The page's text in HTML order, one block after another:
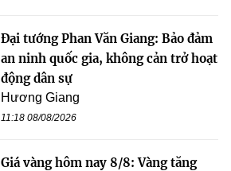
Đại tướng Phan Văn Giang: Bảo đảm
an ninh quốc gia, không cản trở hoạt
động dân sự
Hương Giang
11:18 08/08/2026
Giá vàng hôm nay 8/8: Vàng tăng